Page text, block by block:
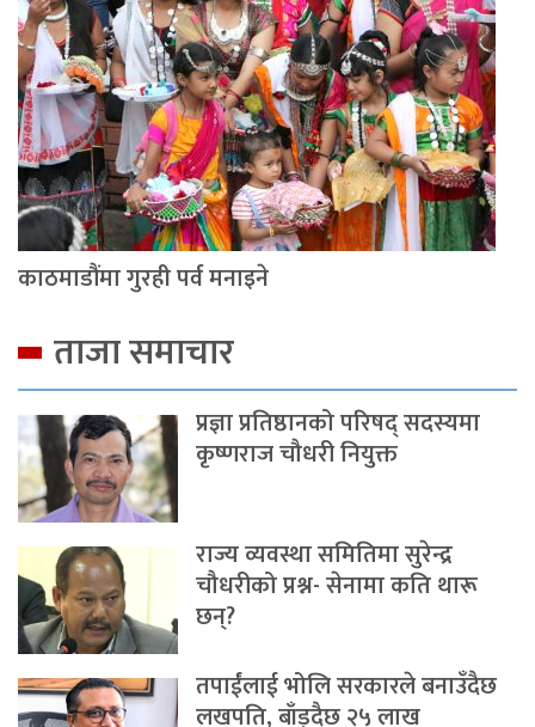
काठमाडौंमा गुरही पर्व मनाइने
ताजा समाचार
प्रज्ञा प्रतिष्ठानको परिषद् सदस्यमा
कृष्णराज चौधरी नियुक्त
राज्य व्यवस्था समितिमा सुरेन्द्र
चौधरीको प्रश्न- सेनामा कति थारू
छन्?
तपाईंलाई भोलि सरकारले बनाउँदैछ
लखपति, बाँड्दैछ २५ लाख